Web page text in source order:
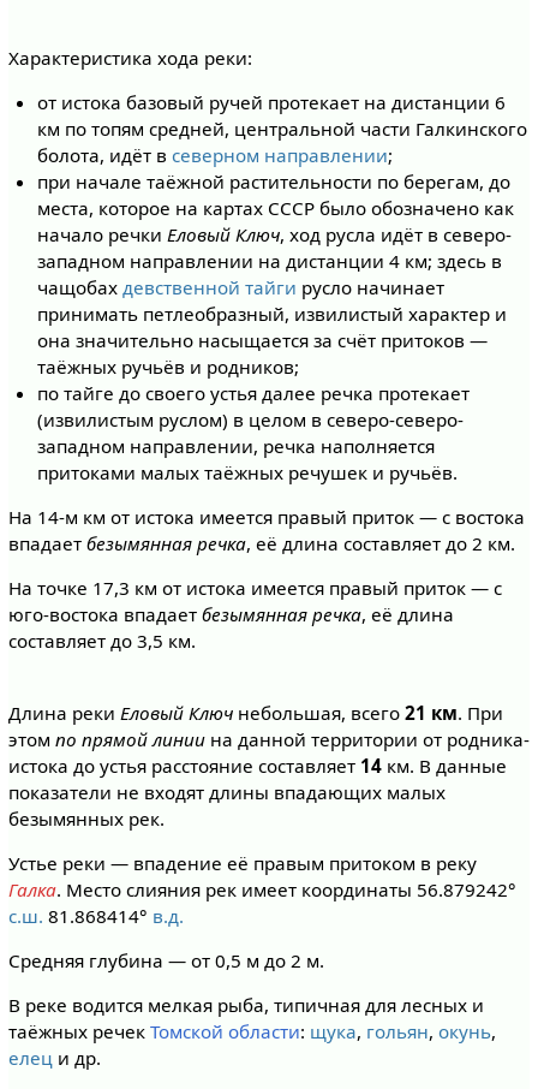
Характеристика хода реки:
от истока базовый ручей протекает на дистанции 6
км по топям средней, центральной части Галкинского
болота, идёт всеверном направлении;
при начале таёжной растительности по берегам, до
места, которое на картах СССР было обозначено как
начало речки Еловый Ключ, ход русла идёт в северо-
западном направлении на дистанции 4 км; здесь в
чащобах девственной тайги русло начинает
принимать петлеобразный, извилистый характер и
она значительно насыщается за счёт притоков —
таёжных ручьёв и родников;
по тайге до своего устья далее речка протекает
(извилистым руслом) в целом в северо-северо-
западном направлении, речка наполняется
притоками малых таёжных речушек и ручьёв.
На 14-м км от истока имеется правый приток — с востока
впадает безымянная речка, её длина составляет до 2 км.
На точке 17,3 км от истока имеется правый приток — с
юго-востока впадает безымянная речка, её длина
составляет до 3,5 км.
Длина реки Еловый Ключнебольшая, всего 21 км. При
этом по прямой линиина данной территории от родника-
истока до устья расстояние составляет 14км. В данные
показатели не входят длины впадающих малых
безымянных рек.
Устье реки — впадение её правым притоком в реку
Галка. Место слияния рек имеет координаты 56.879242°
с.ш. 81.868414° в.д.
Средняя глубина — от 0,5 м до 2 м.
В реке водится мелкая рыба, типичная для лесных и
таёжных речек Томской области: щука, гольян, окунь,
елеци др.